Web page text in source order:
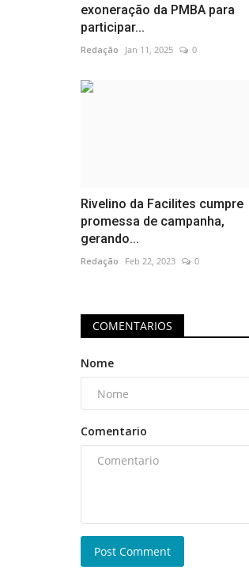
exoneração da PMBA para
participar...
Redação Jan 11, 2025 0
Rivelino da Facilites cumpre
promessa de campanha,
gerando...
Redação Feb 22, 2023 0
COMENTARIOS
Nome
Comentario
Post Comment